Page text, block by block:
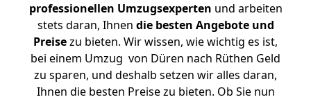
professionellen Umzugsexperten und arbeiten
stets daran, Ihnen die besten Angebote und
Preisezu bieten. Wir wissen, wie wichtig es ist,
bei einem Umzug von Düren nach Rüthen Geld
zu sparen, und deshalb setzen wir alles daran,
Ihnen die besten Preise zu bieten. Ob Sie nun